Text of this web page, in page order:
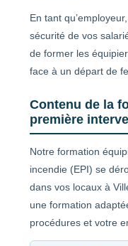
En tant
sécurité de vos
de former les
face à un départ de
Contenu de la
première
Notre formation
incendie (EPI) se
dans vos locaux à
une formation
procédures et votre